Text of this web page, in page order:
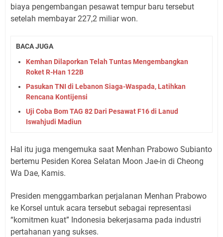
biaya pengembangan pesawat tempur baru tersebut
setelah membayar 227,2 miliar won.
BACA JUGA
Kemhan Dilaporkan Telah Tuntas Mengembangkan
Roket R-Han 122B
Pasukan TNI di Lebanon Siaga-Waspada, Latihkan
Rencana Kontijensi
Uji Coba Bom TAG 82 Dari Pesawat F16 di Lanud
Iswahjudi Madiun
Hal itu juga mengemuka saat Menhan Prabowo Subianto
bertemu Pesiden Korea Selatan Moon Jae-in di Cheong
Wa Dae, Kamis.
Presiden menggambarkan perjalanan Menhan Prabowo
ke Korsel untuk acara tersebut sebagai representasi
“komitmen kuat” Indonesia bekerjasama pada industri
pertahanan yang sukses.